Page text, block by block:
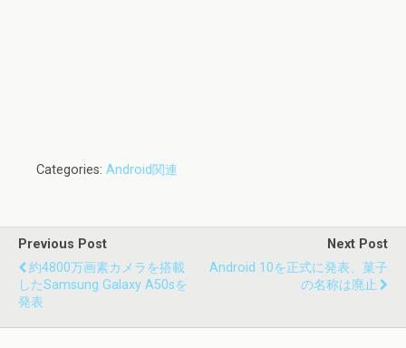
Categories: Android関連
Previous Post
約4800万画素カメラを搭載
したSamsung Galaxy A50sを
発表
Next Post
Android 10を正式に発表、菓子
の名称は廃止